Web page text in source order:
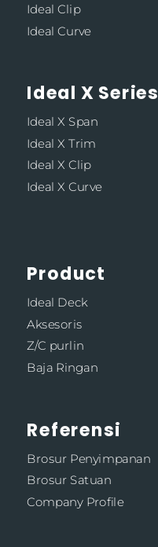
Ideal Clip
Ideal Curve
Ideal X Series
Ideal X Span
Ideal X Trim
Ideal X Clip
Ideal X Curve
Product
Ideal Deck
Aksesoris
Z/C purlin
Baja Ringan
Referensi
Brosur Penyimpanan
Brosur Satuan
Company Profile